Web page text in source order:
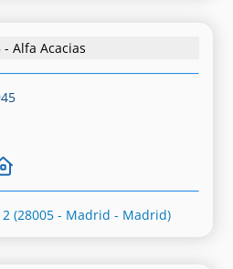
- Alfa Acacias
(28005 - Madrid - Madrid)